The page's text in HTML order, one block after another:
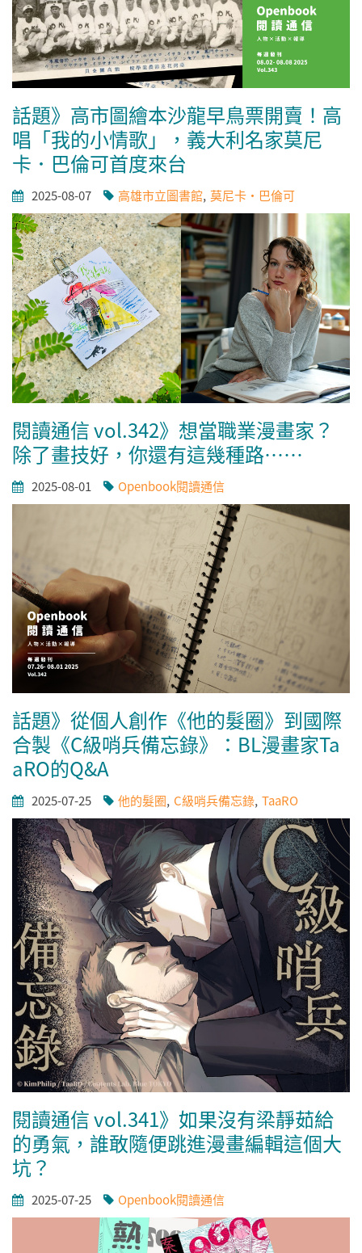
話題》高市圖繪本沙龍早鳥票開賣！高
唱「我的小情歌」，義大利名家莫尼
卡．巴倫可首度來台
2025-08-07 高雄市立圖書館 莫尼卡・巴倫可
閱讀通信 vol.342》想當職業漫畫家？
除了畫技好，你還有這幾種路……
2025-08-01 Openbook閱讀通信
話題》從個人創作《他的髮圈》到國際
合製《C級哨兵備忘錄》：BL漫畫家Ta
aRO的Q&A
2025-07-25 他的髮圈 C級哨兵備忘錄 TaaRO
閱讀通信 vol.341》如果沒有梁靜茹給
的勇氣，誰敢隨便跳進漫畫編輯這個大
坑？
2025-07-25 Openbook閱讀通信